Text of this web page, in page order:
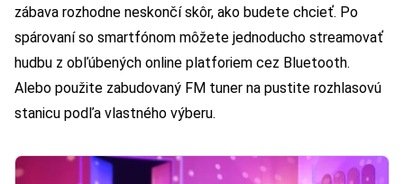
zábava rozhodne neskončí skôr, ako budete chcieť. Po
spárovaní so smartfónom môžete jednoducho streamovať
hudbu z obľúbených online platforiem cez Bluetooth.
Alebo použite zabudovaný FM tuner na pustite rozhlasovú
stanicu podľa vlastného výberu.